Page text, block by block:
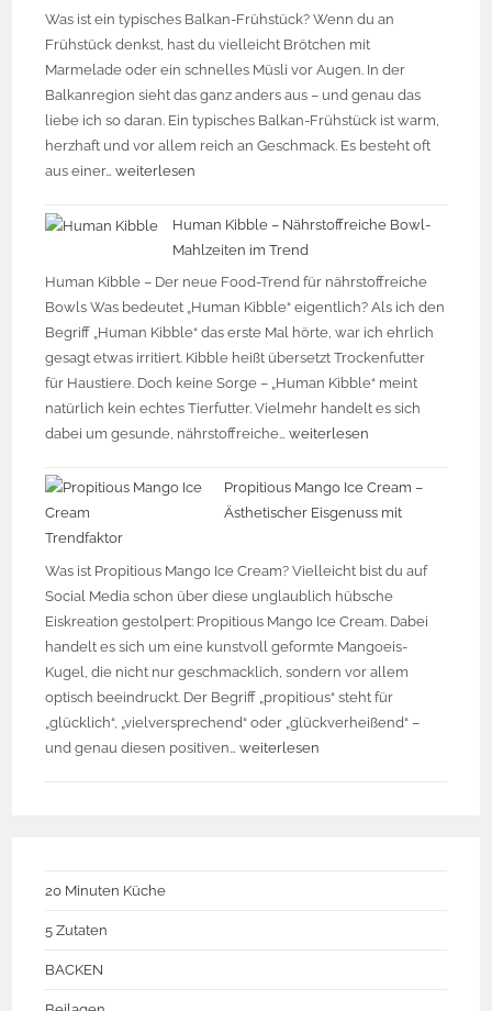
Was ist ein typisches Balkan-Frühstück? Wenn du an
Frühstück denkst, hast du vielleicht Brötchen mit
Marmelade oder ein schnelles Müsli vor Augen. In der
Balkanregion sieht das ganz anders aus – und genau das
liebe ich so daran. Ein typisches Balkan-Frühstück ist warm,
herzhaft und vor allem reich an Geschmack. Es besteht oft
aus einer…weiterlesen
Human Kibble – Nährstoffreiche Bowl-
Mahlzeiten im Trend
Human Kibble – Der neue Food-Trend für nährstoffreiche
Bowls Was bedeutet „Human Kibble“ eigentlich? Als ich den
Begriff „Human Kibble“ das erste Mal hörte, war ich ehrlich
gesagt etwas irritiert. Kibble heißt übersetzt Trockenfutter
für Haustiere. Doch keine Sorge – „Human Kibble“ meint
natürlich kein echtes Tierfutter. Vielmehr handelt es sich
dabei um gesunde, nährstoffreiche…weiterlesen
Propitious Mango Ice Cream –
Ästhetischer Eisgenuss mit
Trendfaktor
Was ist Propitious Mango Ice Cream? Vielleicht bist du auf
Social Media schon über diese unglaublich hübsche
Eiskreation gestolpert: Propitious Mango Ice Cream. Dabei
handelt es sich um eine kunstvoll geformte Mangoeis-
Kugel, die nicht nur geschmacklich, sondern vor allem
optisch beeindruckt. Der Begriff „propitious“ steht für
„glücklich“, „vielversprechend“ oder „glückverheißend“ –
und genau diesen positiven…weiterlesen
20 Minuten Küche
5 Zutaten
BACKEN